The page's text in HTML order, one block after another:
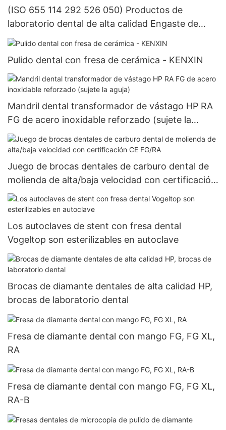
(ISO 655 114 292 526 050) Productos de
laboratorio dental de alta calidad Engaste de
piedras dentales Equipos de piedras preciosas
Pulido dental con fresa de cerámica - KENXIN
Mandril dental transformador de vástago HP RA
FG de acero inoxidable reforzado (sujete la
aguja)
Juego de brocas dentales de carburo dental de
molienda de alta/baja velocidad con certificación
CE FG/RA
Los autoclaves de stent con fresa dental
Vogeltop son esterilizables en autoclave
Brocas de diamante dentales de alta calidad HP,
brocas de laboratorio dental
Fresa de diamante dental con mango FG, FG XL,
RA
Fresa de diamante dental con mango FG, FG XL,
RA-B